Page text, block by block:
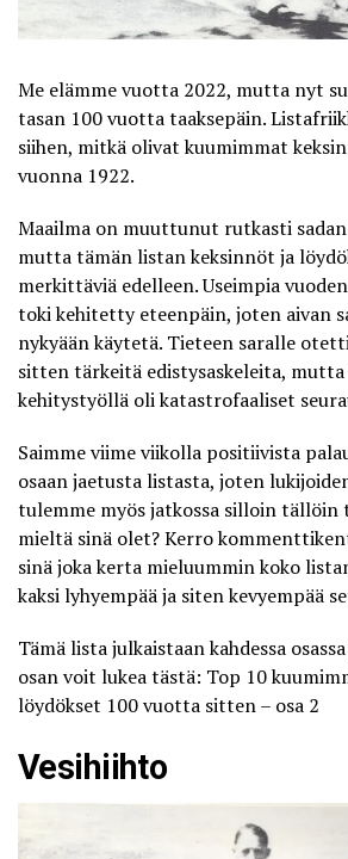
Me elämme vuotta 2022, mutta nyt
tasan 100 vuotta taaksepäin.
siihen, mitkä olivat kuumimmat
vuonna 1922.
Maailma on muuttunut rutkasti
mutta tämän listan keksinnöt ja
merkittäviä edelleen. Useimpia
toki kehitetty eteenpäin, joten aivan
nykyään käytetä. Tieteen saralle
sitten tärkeitä edistysaskeleita, mutta
kehitystyöllä oli katastrofaaliset
Saimme viime viikolla positiivista
osaan jaetusta listasta, joten
tulemme myös jatkossa silloin tällöin
mieltä sinä olet? Kerro
sinä joka kerta mieluummin koko
kaksi lyhyempää ja siten kevyempää
Tämä lista julkaistaan kahdessa
osan voit lukea tästä: Top 10
löydökset 100 vuotta sitten – osa 2
Vesihiihto